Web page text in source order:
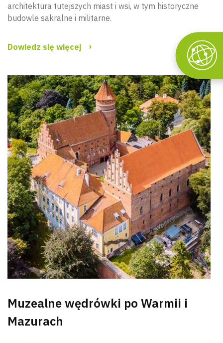
architektura tutejszych miast i wsi, w tym historyczne
budowle sakralne i militarne.
Dowiedz się więcej
Muzealne wędrówki po Warmii i
Mazurach